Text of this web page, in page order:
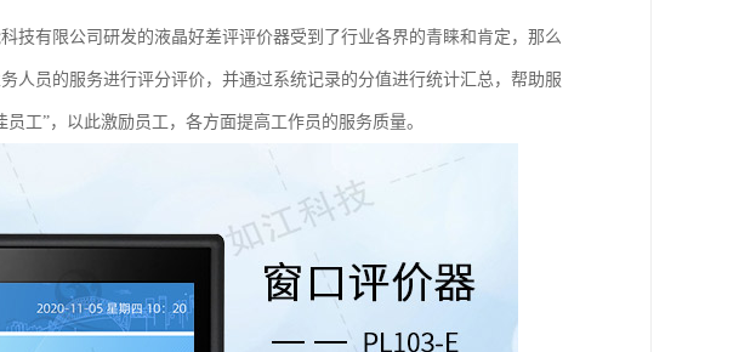
技有限公司研发的液晶好差评评价器受到了行业各界的青睐和肯定，那么
人员的服务进行评分评价，并通过系统记录的分值进行统计汇总，帮助服
工”，以此激励员工，各方面提高工作员的服务质量。